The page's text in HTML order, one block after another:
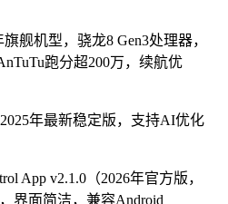
舰机型，骁龙8 Gen3处理器，
跑分超200万，续航优
年最新稳定版，支持AI优化
App v2.1.0（2026年官方版，
界面简洁，兼容Android